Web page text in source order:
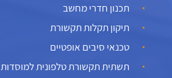
תכנון חדרי מחשב
תיקון תקלות תקשורת
טכנאי סיבים אופטיים
תשתית תקשורת טלפונית למוסדות